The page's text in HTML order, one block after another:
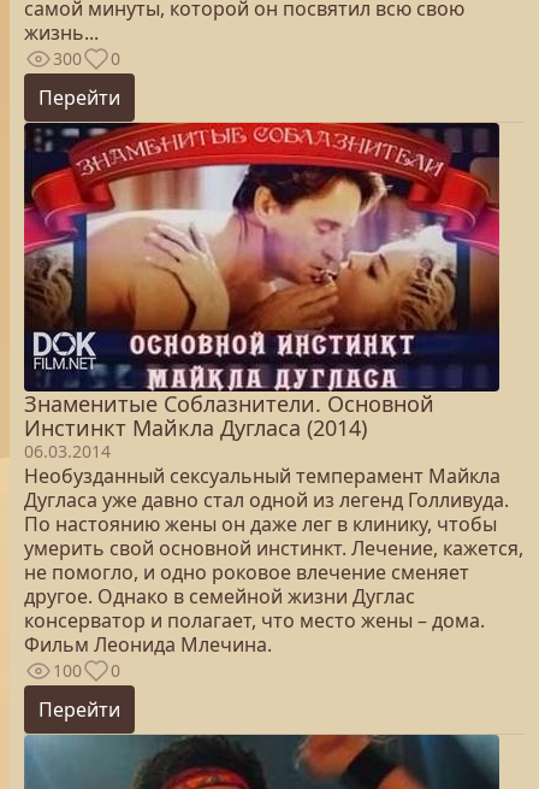
самой минуты, которой он посвятил всю свою
жизнь...
300 0
Перейти
Знаменитые Соблазнители. Основной
Инстинкт Майкла Дугласа (2014)
06.03.2014
Необузданный сексуальный темперамент Майкла
Дугласа уже давно стал одной из легенд Голливуда.
По настоянию жены он даже лег в клинику, чтобы
умерить свой основной инстинкт. Лечение, кажется,
не помогло, и одно роковое влечение сменяет
другое. Однако в семейной жизни Дуглас
консерватор и полагает, что место жены – дома.
Фильм Леонида Млечина.
100 0
Перейти